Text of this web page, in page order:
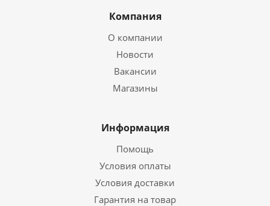
Компания
О компании
Новости
Вакансии
Магазины
Информация
Помощь
Условия оплаты
Условия доставки
Гарантия на товар